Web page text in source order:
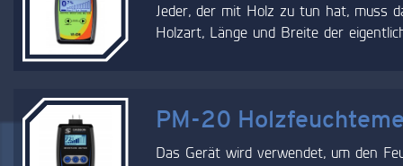
Jeder, der mit Holz zu tun hat, muss
Holzart, Länge und Breite der
PM-20
Das Gerät wird verwendet, um den